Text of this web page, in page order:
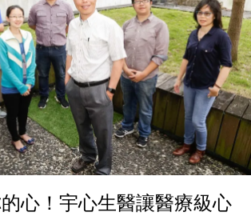
心！宇心生醫讓醫療級心